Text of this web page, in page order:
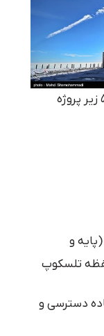
پروژه رصدخانه ملی را می‌توان به ۵ زیر پروژه
و
تلسکوپ
دسترسی و